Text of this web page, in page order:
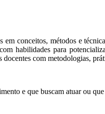
conceitos, métodos e
habilidades para
com metodologias,
e que buscam atuar ou